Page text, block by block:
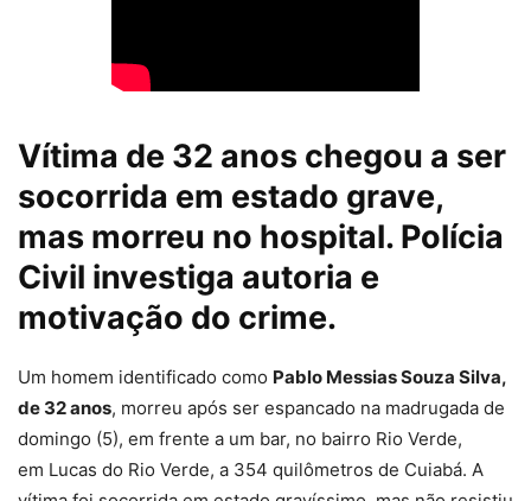
Vítima de 32 anos chegou a ser
socorrida em estado grave,
mas morreu no hospital. Polícia
Civil investiga autoria e
motivação do crime.
Um homem identificado como Pablo Messias Souza Silva,
de 32 anos, morreu após ser espancado na madrugada de
domingo (5), em frente a um bar, no bairro Rio Verde,
em Lucas do Rio Verde, a 354 quilômetros de Cuiabá. A